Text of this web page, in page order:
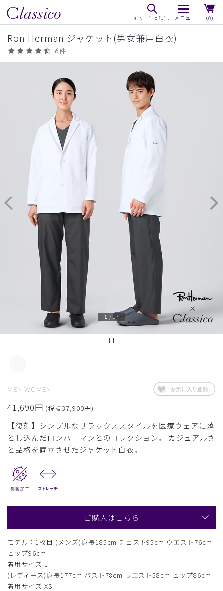
（0）
Ron Herman ジャケット(男女兼用白衣)
6件
白
1 / 17
MEN WOMEN
41,690円 (税抜37,900円)
【復刻】シンプルなリラックススタイルを医療ウェアに落
とし込んだロンハーマンとのコレクション。 カジュアルさ
と品格を両立させたジャケット白衣。
ご購入はこちら
モデル：1枚目:(メンズ)身長185cm チェスト95cm ウエスト76cm
ヒップ96cm
着用サイズ:L
(レディース)身長177cm バスト78cm ウエスト58cm ヒップ86cm
着用サイズ:XS